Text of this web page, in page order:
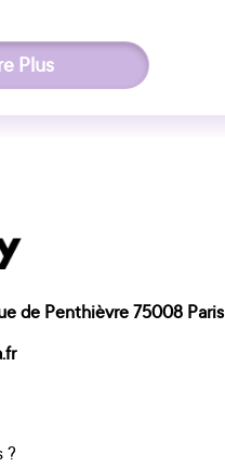
Plus
de Penthièvre 75008 Paris
?